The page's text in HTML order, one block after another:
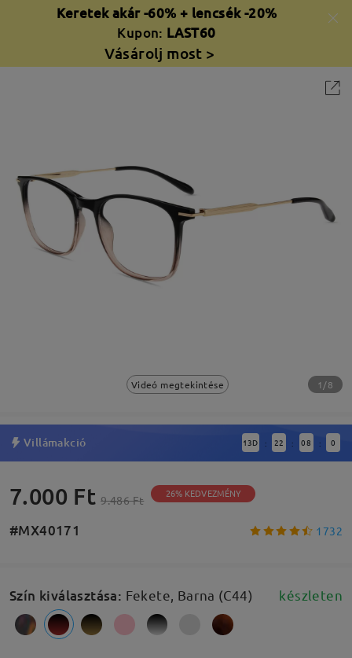
Keretek akár -60% + lencsék -20%
Kupon: LAST60
Vásárolj most >
Videó megtekintése 1/8
Villámakció 13D : 22 : 07 : 59
7.000 Ft 9.486 Ft 26% KEDVEZMÉNY
#MX40171 1732
Szín kiválasztása: Fekete, Barna (C44) készleten